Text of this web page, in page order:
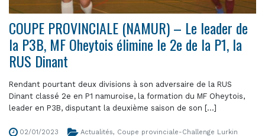
COUPE PROVINCIALE (NAMUR) – Le leader de
la P3B, MF Oheytois élimine le 2e de la P1, la
RUS Dinant
Rendant pourtant deux divisions à son adversaire de la RUS
Dinant classé 2e en P1 namuroise, la formation du MF Oheytois,
leader en P3B, disputant la deuxième saison de son [...]
02/01/2023 Actualités, Coupe provinciale-Challenge Lurkin